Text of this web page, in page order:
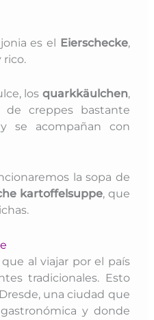
es el Eierschecke,
los quarkkäulchen,
creppes bastante
se acompañan con
la sopa de
kartoffelsuppe, que
al viajar por el país
tradicionales. Esto
una ciudad que
y donde